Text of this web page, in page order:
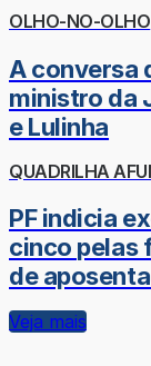
OLHO-NO-OLHO
A conversa
ministro da
e Lulinha
QUADRILHA
PF indicia
cinco pelas
de
Veja mais